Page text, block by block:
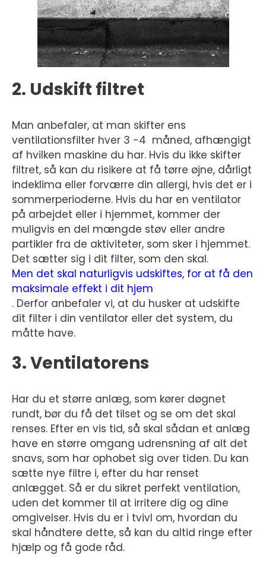
2. Udskift filtret
Man anbefaler, at man skifter ens
ventilationsfilter hver 3 -4 måned, afhængigt
af hvilken maskine du har. Hvis du ikke skifter
filtret, så kan du risikere at få tørre øjne, dårligt
indeklima eller forværre din allergi, hvis det er i
sommerperioderne. Hvis du har en ventilator
på arbejdet eller i hjemmet, kommer der
muligvis en del mængde støv eller andre
partikler fra de aktiviteter, som sker i hjemmet.
Det sætter sig i dit filter, som den skal.
Men det skal naturligvis udskiftes, for at få den
maksimale effekt i dit hjem
. Derfor anbefaler vi, at du husker at udskifte
dit filter i din ventilator eller det system, du
måtte have.
3. Ventilatorens
Har du et større anlæg, som kører døgnet
rundt, bør du få det tilset og se om det skal
renses. Efter en vis tid, så skal sådan et anlæg
have en større omgang udrensning af alt det
snavs, som har ophobet sig over tiden. Du kan
sætte nye filtre i, efter du har renset
anlægget. Så er du sikret perfekt ventilation,
uden det kommer til at irritere dig og dine
omgivelser. Hvis du er i tvivl om, hvordan du
skal håndtere dette, så kan du altid ringe efter
hjælp og få gode råd.